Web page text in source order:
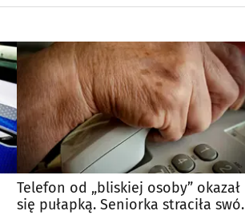
Telefon od „bliskiej osoby” okazał
się pułapką. Seniorka straciła swój